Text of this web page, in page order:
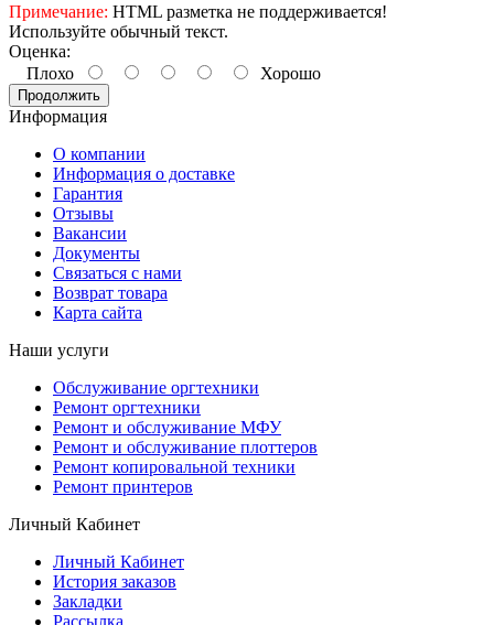
Примечание: HTML разметка не поддерживается!
Используйте обычный текст.
Оценка:
Плохо
Хорошо
Продолжить
Информация
О компании
Информация о доставке
Гарантия
Отзывы
Вакансии
Документы
Связаться с нами
Возврат товара
Карта сайта
Наши услуги
Обслуживание оргтехники
Ремонт оргтехники
Ремонт и обслуживание МФУ
Ремонт и обслуживание плоттеров
Ремонт копировальной техники
Ремонт принтеров
Личный Кабинет
Личный Кабинет
История заказов
Закладки
Рассылка